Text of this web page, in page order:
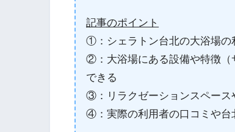
記事のポイント
①：シェラトン台北の大浴場の
②：大浴場にある設備や特徴（
できる
③：リラクゼーションスペース
④：実際の利用者の口コミや台